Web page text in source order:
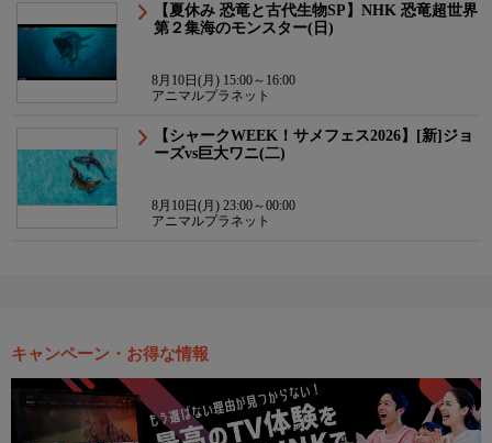
【夏休み 恐竜と古代生物SP】NHK 恐竜超世界
第２集海のモンスター(日)
8月10日(月) 15:00～16:00
アニマルプラネット
【シャークWEEK！サメフェス2026】[新]ジョ
ーズvs巨大ワニ(二)
8月10日(月) 23:00～00:00
アニマルプラネット
キャンペーン・お得な情報